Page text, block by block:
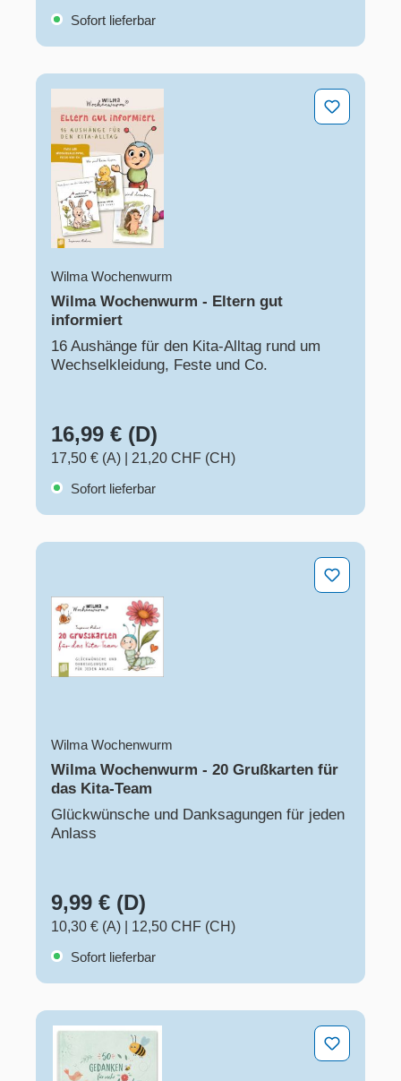
Sofort lieferbar
Wilma Wochenwurm - Eltern gut informiert
Wilma Wochenwurm
Wilma Wochenwurm - Eltern gut
informiert
16 Aushänge für den Kita-Alltag rund um
Wechselkleidung, Feste und Co.
16,99 € (D)
17,50 € (A)
21,20 CHF (CH)
Sofort lieferbar
Wilma Wochenwurm - 20 Grußkarten für das Kita-Team​
Wilma Wochenwurm
Wilma Wochenwurm - 20 Grußkarten für
das Kita-Team​
Glückwünsche und Danksagungen für jeden
Anlass
9,99 € (D)
10,30 € (A)
12,50 CHF (CH)
Sofort lieferbar
50 Gedanken für mehr Leichtigkeit im Kita-Alltag